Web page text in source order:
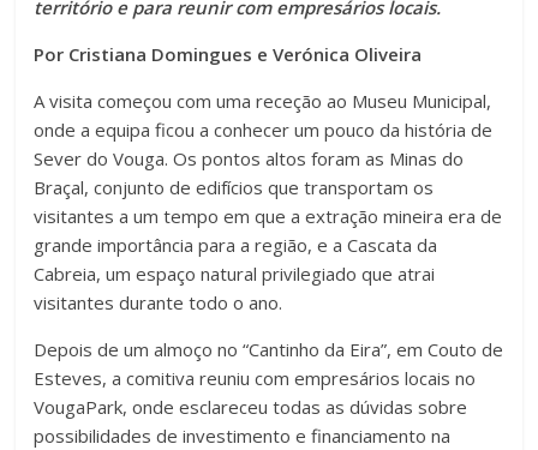
território e para reunir com empresários locais.
Por Cristiana Domingues e Verónica Oliveira
A visita começou com uma receção ao Museu Municipal,
onde a equipa ficou a conhecer um pouco da história de
Sever do Vouga. Os pontos altos foram as Minas do
Braçal, conjunto de edifícios que transportam os
visitantes a um tempo em que a extração mineira era de
grande importância para a região, e a Cascata da
Cabreia, um espaço natural privilegiado que atrai
visitantes durante todo o ano.
Depois de um almoço no “Cantinho da Eira”, em Couto de
Esteves, a comitiva reuniu com empresários locais no
VougaPark, onde esclareceu todas as dúvidas sobre
possibilidades de investimento e financiamento na